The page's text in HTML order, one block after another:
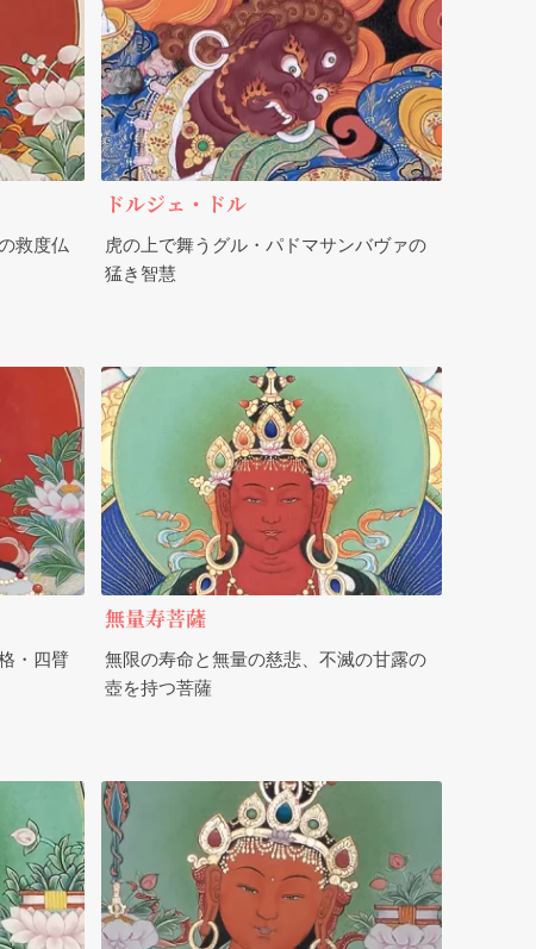
救度仏
ドルジェ・ドル
虎の上で舞うグル・パドマサンバヴァの
猛き智慧
・四臂
無量寿菩薩
無限の寿命と無量の慈悲、不滅の甘露の
壺を持つ菩薩